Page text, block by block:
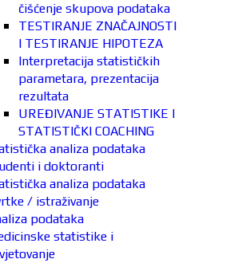
čišćenje skupova podataka
TESTIRANJE ZNAČAJNOSTI
I TESTIRANJE HIPOTEZA
Interpretacija statističkih
parametara, prezentacija
rezultata
UREĐIVANJE STATISTIKE I
STATISTIČKI COACHING
analiza podataka
i doktoranti
analiza podataka
/ istraživanje
podataka
statistike i